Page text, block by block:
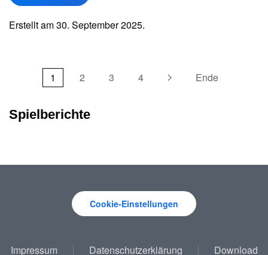
Erstellt am30. September 2025.
1 2 3 4 Ende
Spielberichte
Cookie-Einstellungen
Impressum Datenschutzerklärung
Download